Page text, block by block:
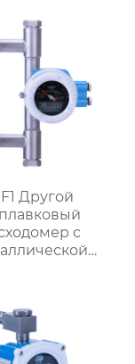
Другой
с